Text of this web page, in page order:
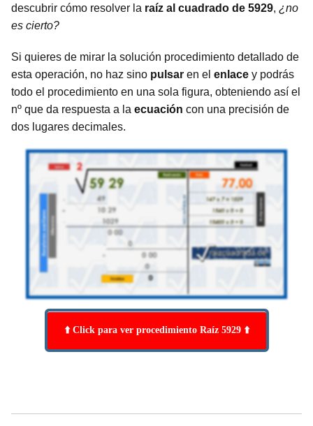
descubrir cómo resolver la raíz al cuadrado de 5929, ¿no
es cierto?
Si quieres de mirar la solución procedimiento detallado de
esta operación, no haz sino pulsar en el enlace y podrás
todo el procedimiento en una sola figura, obteniendo así el
nº que da respuesta a la ecuación con una precisión de
dos lugares decimales.
⬆️ Click para ver procedimiento Raíz 5929 ⬆️